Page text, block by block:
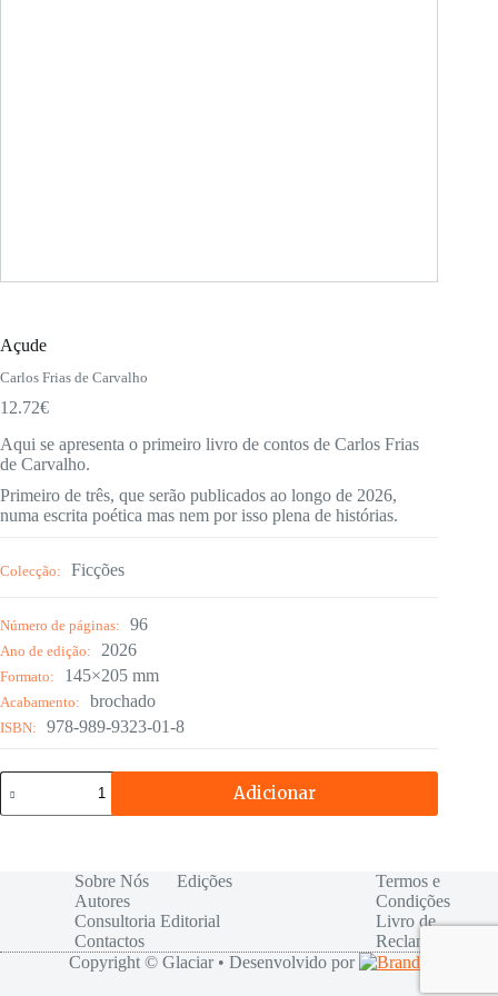
Açude
Carlos Frias de Carvalho
12.72€
Aqui se apresenta o primeiro livro de contos de Carlos Frias
de Carvalho.
Primeiro de três, que serão publicados ao longo de 2026,
numa escrita poética mas nem por isso plena de histórias.
Colecção: Ficções
Número de páginas: 96
Ano de edição: 2026
Formato: 145×205 mm
Acabamento: brochado
ISBN: 978-989-9323-01-8
Quantidade
de
Açude
Adicionar
Sobre Nós
Edições
Autores
Consultoria Editorial
Contactos
Termos e
Condições
Livro de
Reclamações
Copyright © Glaciar • Desenvolvido por